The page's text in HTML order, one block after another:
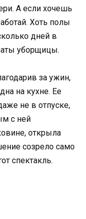
А если хочешь
Хоть полы
дней в
уборщицы.
за ужин,
на кухне. Ее
не в отпуске,
с ней
открыла
созрело само
спектакль.